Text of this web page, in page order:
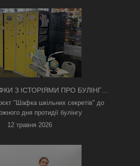
З ІСТОРІЯМИ ПРО БУЛІНГ
В КИЄВІ
"Шафка шкільних секретів" до
дня протидії булінгу
12 травня 2026